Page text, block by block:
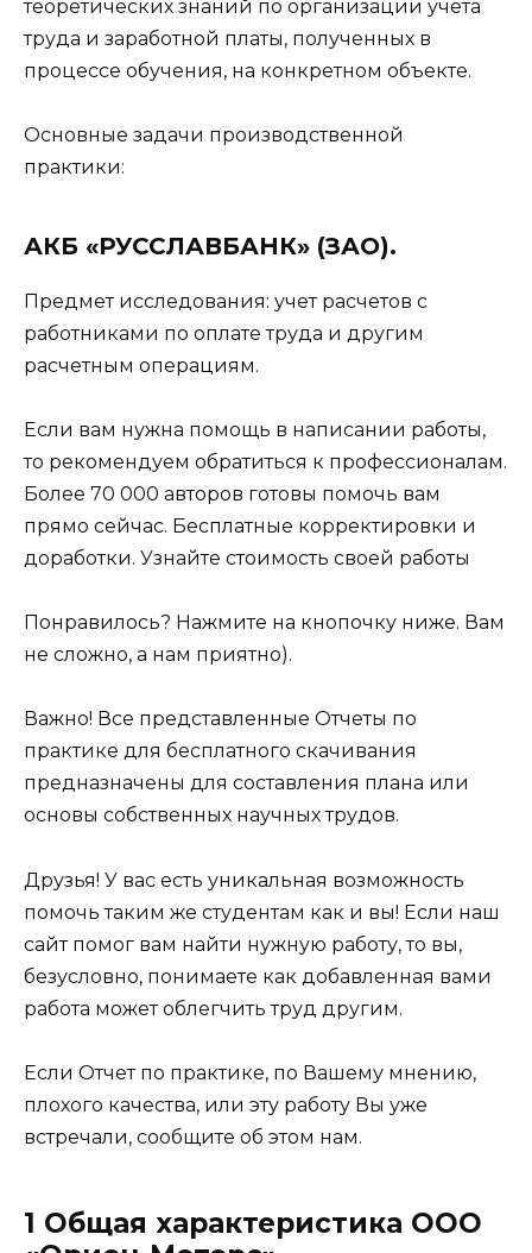
теоретических знаний по организации учета
труда и заработной платы, полученных в
процессе обучения, на конкретном объекте.
Основные задачи производственной
практики:
АКБ «РУССЛАВБАНК» (ЗАО).
Предмет исследования: учет расчетов с
работниками по оплате труда и другим
расчетным операциям.
Если вам нужна помощь в написании работы,
то рекомендуем обратиться к профессионалам.
Более 70 000 авторов готовы помочь вам
прямо сейчас. Бесплатные корректировки и
доработки. Узнайте стоимость своей работы
Понравилось? Нажмите на кнопочку ниже. Вам
не сложно, а нам приятно).
Важно! Все представленные Отчеты по
практике для бесплатного скачивания
предназначены для составления плана или
основы собственных научных трудов.
Друзья! У вас есть уникальная возможность
помочь таким же студентам как и вы! Если наш
сайт помог вам найти нужную работу, то вы,
безусловно, понимаете как добавленная вами
работа может облегчить труд другим.
Если Отчет по практике, по Вашему мнению,
плохого качества, или эту работу Вы уже
встречали, сообщите об этом нам.
1 Общая характеристика ООО